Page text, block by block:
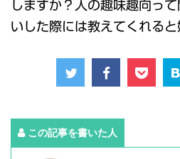
しますか？人の趣味趣向っ
いした際には教えてくれると
この記事を書いた人